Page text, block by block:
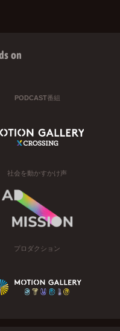
on
PODCAST番組
社会を動かすかけ声
プロダクション